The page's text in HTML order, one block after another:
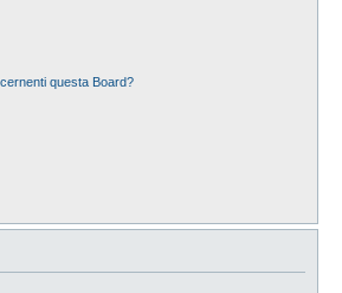
questa Board?